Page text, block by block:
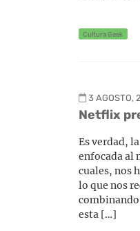
Cultura Geek
3 AGOSTO,
Netflix
Es verdad,
enfocada al
cuales, nos
lo que nos
esta […]